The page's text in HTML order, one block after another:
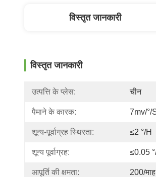
विस्तृत जानकारी
विस्तृत जानकारी
उत्पत्ति के प्लेस: चीन
पैमाने के कारक: 7mv/°/
शून्य-पूर्वाग्रह स्थिरता: ≤2 °/h
शून्य पूर्वाग्रह: ≤0.05
आपूर्ति की क्षमता: 200/माह